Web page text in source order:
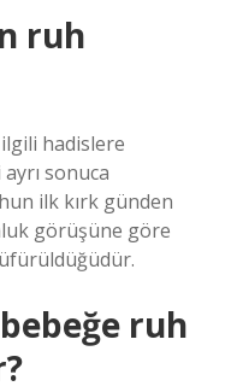
ruh
hadislere
sonuca
ilk kırk günden
görüşüne göre
ruh